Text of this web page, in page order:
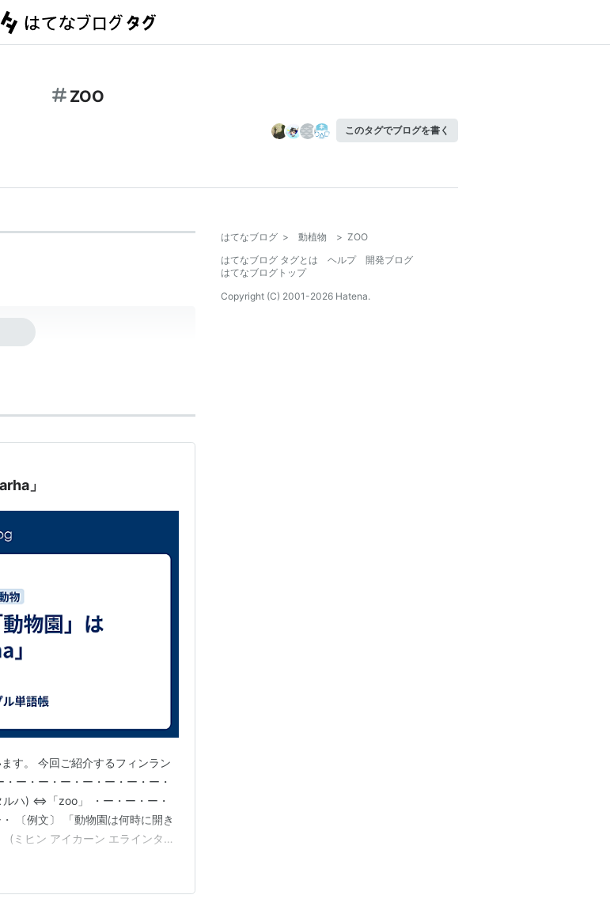
ZOO
このタグでブログを書く
ェレオル ブライアン・ディコ
」
す。 今回ご紹介するフィンラン
ー・ー・ー・ー・ー・ー・ー・
ハ) ⇔「zoo」 ・ー・ー・ー・
〔例文〕 「動物園は何時に開き
ミヒン アイカーン エラインタル
はてなブログ > 動植物 > ZOO
はてなブログ タグとは
ヘルプ
開発ブログ
はてなブログトップ
Copyright (C) 2001-2026 Hatena.